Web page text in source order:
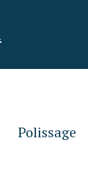
Polissage